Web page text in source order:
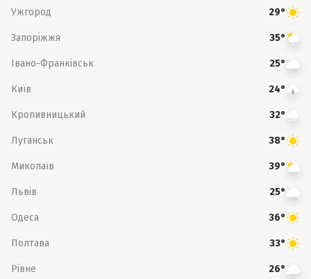
Ужгород 29°
Запоріжжя 35°
Івано-Франківськ 25°
Київ 24°
Кропивницький 32°
Луганськ 38°
Миколаїв 39°
Львів 25°
Одеса 36°
Полтава 33°
Рівне 26°